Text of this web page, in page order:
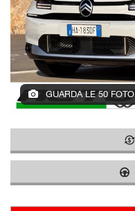
GUARDA LE 50 FOTO